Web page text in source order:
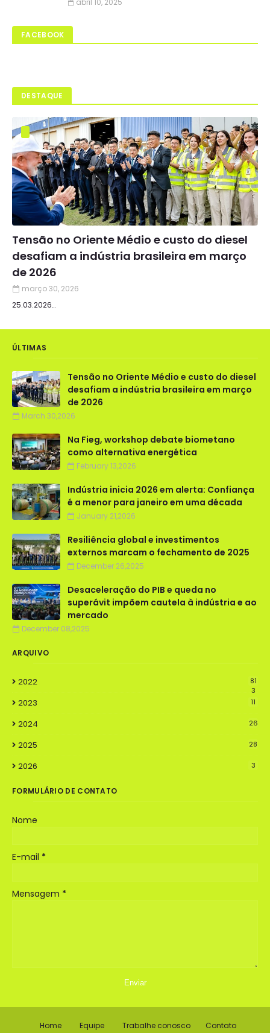
abril 10, 2025
FACEBOOK
DESTAQUE
Tensão no Oriente Médio e custo do diesel
desafiam a indústria brasileira em março
de 2026
março 30, 2026
25.03.2026…
ÚLTIMAS
Tensão no Oriente Médio e custo do diesel
desafiam a indústria brasileira em março
de 2026
March 30,2026
Na Fieg, workshop debate biometano
como alternativa energética
February 13,2026
Indústria inicia 2026 em alerta: Confiança
é a menor para janeiro em uma década
January 21,2026
Resiliência global e investimentos
externos marcam o fechamento de 2025
December 26,2025
Desaceleração do PIB e queda no
superávit impõem cautela à indústria e ao
mercado
December 08,2025
ARQUIVO
2022
81
3
2023 11
2024 26
2025 28
2026 3
FORMULÁRIO DE CONTATO
Nome
E-mail *
Mensagem *
Home Equipe Trabalhe conosco Contato